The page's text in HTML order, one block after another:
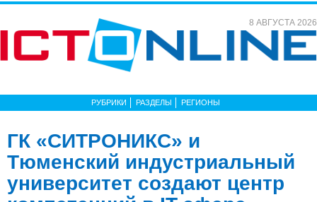
8 АВГУСТА 2026
РУБРИКИ РАЗДЕЛЫ РЕГИОНЫ
ГК «СИТРОНИКС» и
Тюменский индустриальный
университет создают центр